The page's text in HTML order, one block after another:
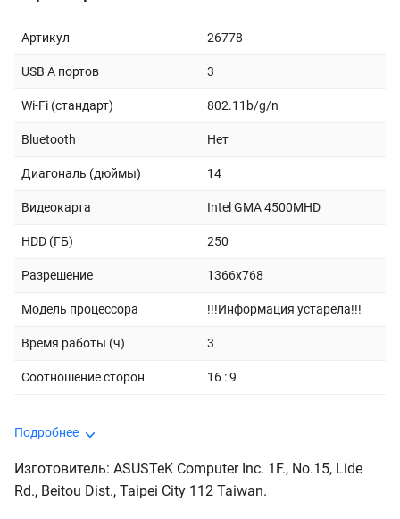
Артикул 26778
USB A портов 3
Wi-Fi (стандарт) 802.11b/g/n
Bluetooth Нет
Диагональ (дюймы) 14
Видеокарта Intel GMA 4500MHD
HDD (ГБ) 250
Разрешение 1366x768
Модель процессора !!!Информация устарела!!!
Время работы (ч) 3
Соотношение сторон 16 : 9
Подробнее
Изготовитель: ASUSTeK Computer Inc. 1F., No.15, Lide
Rd., Beitou Dist., Taipei City 112 Taiwan.